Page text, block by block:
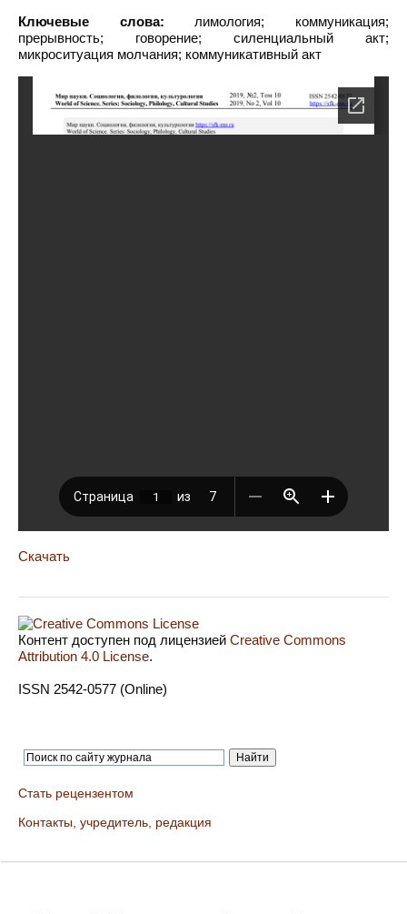
Ключевые слова: лимология; коммуникация;
прерывность; говорение; силенциальный акт;
микроситуация молчания; коммуникативный акт
Скачать
Контент доступен под лицензией Creative Commons
Attribution 4.0 License.
ISSN 2542-0577 (Online)
Стать рецензентом
Контакты, учредитель, редакция